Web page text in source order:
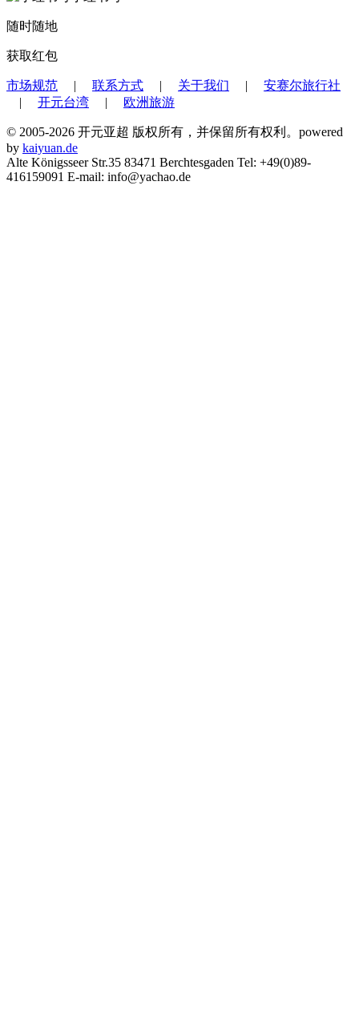
随时随地
获取红包
市场规范 | 联系方式 | 关于我们 | 安赛尔旅行社
| 开元台湾 | 欧洲旅游
© 2005-2026 开元亚超 版权所有，并保留所有权利。powered
by kaiyuan.de
Alte Königsseer Str.35 83471 Berchtesgaden Tel: +49(0)89-
416159091 E-mail: info@yachao.de